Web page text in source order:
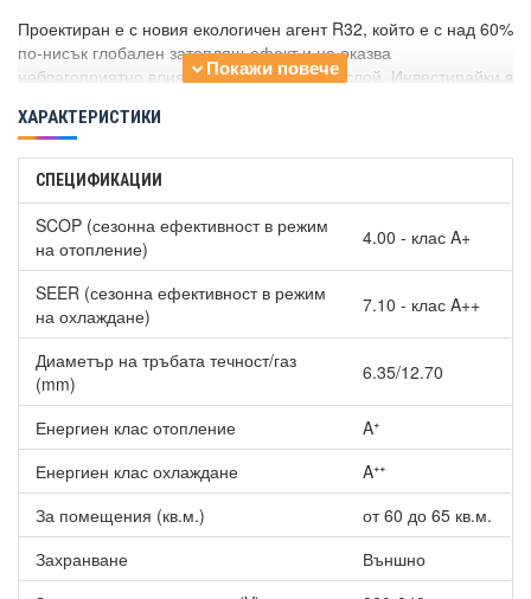
Проектиран е с новия екологичен агент R32, който е с над 60%
по-нисък глобален затоплящ ефект и не оказва
неблагоприятно влияние върху озоновия слой. Инвестирайки в
светло и по-екологично бъдеще.
WiFi контролер (опция) - имате възможност да
управляватеИнверторен климатик General
смартфон или таблет с новият универсален WiFi контролер на
Havit.
ХАРАКТЕРИСТИКИ
СПЕЦИФИКАЦИИ
SCOP (сезонна ефективност в режим
на отопление)
4.00 - клас A+
SEER (сезонна ефективност в режим
на охлаждане)
7.10 - клас A++
Диаметър на тръбата течност/газ
(mm)
6.35/12.70
Енергиен клас отопление
Aᐩ
Енергиен клас охлаждане
Aᐩᐩ
За помещения (кв.м.)
от 60 до 65 кв.м.
Захранване
Външно